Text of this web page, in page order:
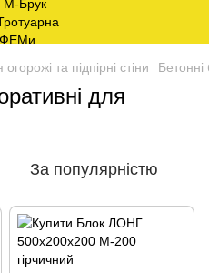
та підпірні стіни Бетонні
для
За популярністю